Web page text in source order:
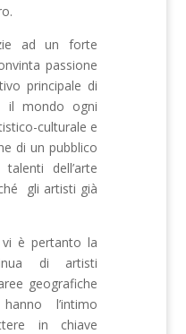
ad un forte
passione
principale di
il mondo ogni
culturale e
di un pubblico
dell’arte
gli artisti già
è pertanto la
di artisti
geografiche
l’intimo
in chiave